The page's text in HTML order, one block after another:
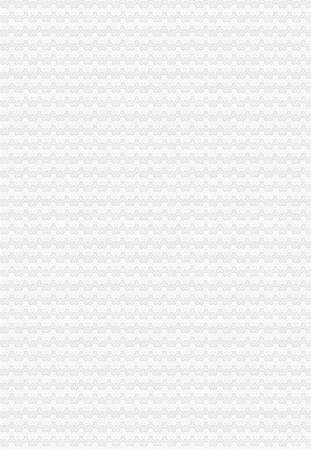
一般纳税人资格认定材料_一般纳税人的认定所需材料_有朋至远方来_
一般纳税人资格知识和一般纳税人资格案例,文章-世界经理人网站
一般纳税人资格登记-中国唐山
增值税一般纳税人资格登记
增值税一般纳税人资格登记
申请成为一般纳税人的条件、资格及申请流程_百度经验
增值税一般纳税人资格认定管理办
一般纳税人资格认定_搜索_互动百科
山东国税门户网站一般纳税人资格查询
一般纳税人资格转正条件_志趣网
一般纳税人资格证明是什么？-律知识大全|律师365(.com)
一般纳税人资格查询
四川省一般纳税人资格查询
一般纳税人资格律百科_中顾律网
一般纳税人资格认定的基本规则_东奥会计在线
一般纳税人资格查询
一般纳税人资格认定存在的问题-商务服务-成都商报
什么是一般纳税人？怎么办理一般纳税人资格登记？_搜狐财经_搜狐网
一般纳税人资格认定的基本规则_东奥会计在线
增值税一般纳税人资格认定再提速-新华网
一般纳税人资格查询
什么是一般纳税人？怎么办理一般纳税人资格登记？
增值税一般纳税人资格认定管理办
增值税一般纳税人资格认定
增值税一般纳税人资格认定管理办
广西：增值税一般纳税人认定告别审批制改为登记制-广西新闻网
广西：增值税一般纳税人认定告别审批制改为登记制-广西新闻网
一般纳税人资格认证书—在线播放—优酷网,高清在线观看